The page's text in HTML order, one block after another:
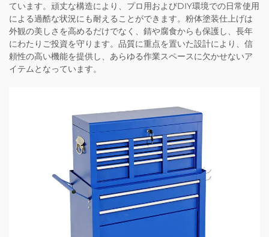
ています。頑丈な構造により、プロ用およびDIY環境での日常使用
による過酷な状況にも耐えることができます。粉体塗装仕上げは
外観の美しさを高めるだけでなく、錆や腐食からも保護し、長年
にわたりご投資を守ります。品質に重点を置いた設計により、信
頼性の高い機能を提供し、あらゆる作業スペースに欠かせないア
イテムとなっています。